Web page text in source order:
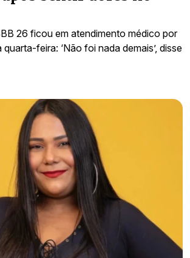
26 ficou em atendimento médico por
feira: ‘Não foi nada demais’, disse